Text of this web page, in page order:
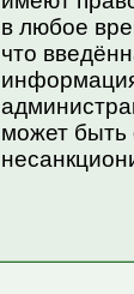
в любое
что
может быть